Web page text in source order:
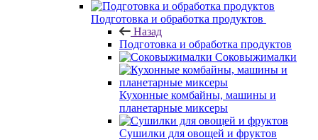
Подготовка и обработка продуктов
Назад
Подготовка и обработка продуктов
Соковыжималки
Кухонные комбайны, машины и
планетарные миксеры
Сушилки для овощей и фруктов